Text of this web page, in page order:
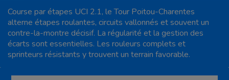
Course par étapes UCI 2.1, le Tour Poitou-Charentes
alterne étapes roulantes, circuits vallonnés et souvent un
contre-la-montre décisif. La régularité et la gestion des
écarts sont essentielles. Les rouleurs complets et
sprinteurs résistants y trouvent un terrain favorable.